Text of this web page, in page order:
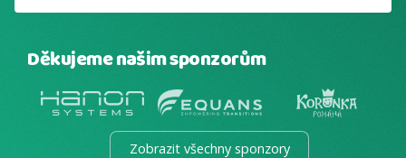
Děkujeme našim sponzorům
Zobrazit všechny sponzory